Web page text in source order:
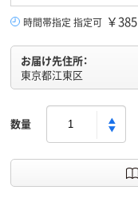
時間帯指定 指定可 ￥385
お届け先住所：
東京都江東区
数量